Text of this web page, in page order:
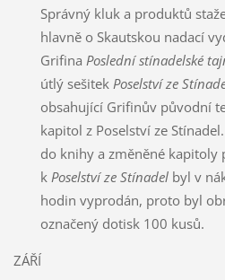
Správný kluk a produktů
hlavně o Skautskou nadací
Grifina Poslední stínadelské
útlý sešitek Poselství ze
obsahující Grifinův původní
kapitol z Poselství ze
do knihy a změněné kapitoly
k Poselství ze Stínadelbyl v
hodin vyprodán, proto byl
označený dotisk 100 kusů.
ZÁŘÍ